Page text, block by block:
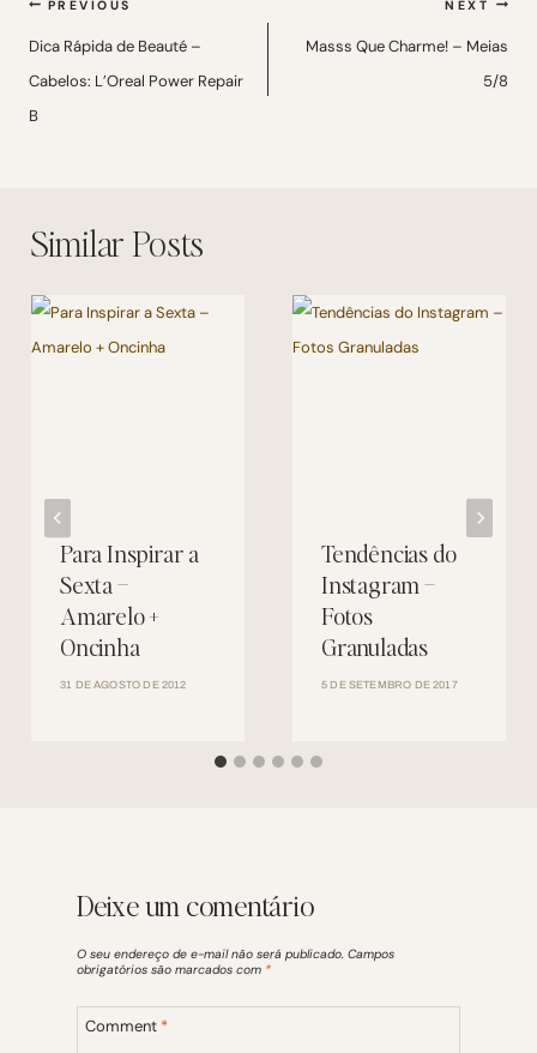
de
Post
PREVIOUS
Dica Rápida de Beauté –
Cabelos: L’Oreal Power Repair
B
NEXT
Masss Que Charme! – Meias
5/8
Similar Posts
Para Inspirar a
Sexta –
Amarelo +
Oncinha
31 DE AGOSTO DE 2012
Tendências do
Instagram –
Fotos
Granuladas
5 DE SETEMBRO DE 2017
Deixe um comentário
O seu endereço de e-mail não será publicado. Campos
obrigatórios são marcados com *
Comment *